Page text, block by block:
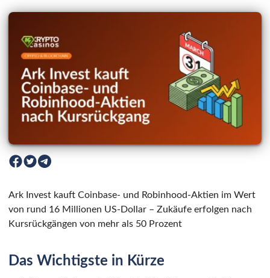
Ark Invest kauft Coinbase- und Robinhood-Aktien im Wert
von rund 16 Millionen US-Dollar – Zukäufe erfolgen nach
Kursrückgängen von mehr als 50 Prozent
Das Wichtigste in Kürze